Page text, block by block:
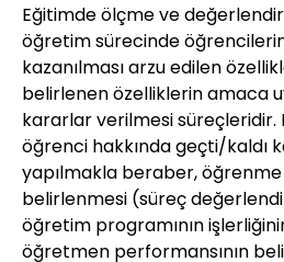
Eğitimde ölçme ve
öğretim sürecinde
kazanılması arzu edilen
belirlenen özelliklerin amaca
kararlar verilmesi süreçleridir.
öğrenci hakkında geçti/kaldı
yapılmakla beraber,
belirlenmesi (süreç
öğretim programının
öğretmen performansının